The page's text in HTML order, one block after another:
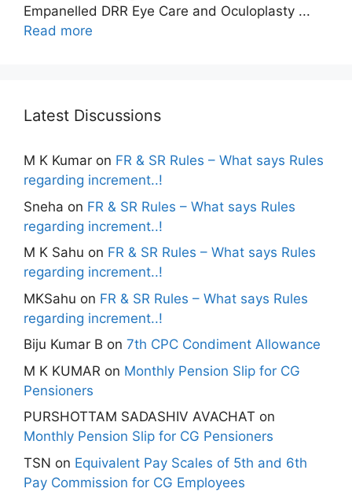
Empanelled DRR Eye Care and Oculoplasty ...
Read more
Latest Discussions
M K Kumar on FR & SR Rules – What says Rules
regarding increment..!
Sneha on FR & SR Rules – What says Rules
regarding increment..!
M K Sahu on FR & SR Rules – What says Rules
regarding increment..!
MKSahu on FR & SR Rules – What says Rules
regarding increment..!
Biju Kumar B on 7th CPC Condiment Allowance
M K KUMAR on Monthly Pension Slip for CG
Pensioners
PURSHOTTAM SADASHIV AVACHAT on
Monthly Pension Slip for CG Pensioners
TSN on Equivalent Pay Scales of 5th and 6th
Pay Commission for CG Employees